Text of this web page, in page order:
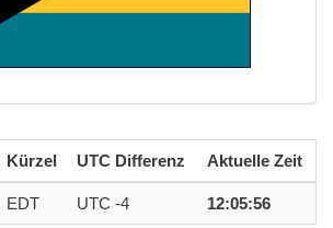
Kürzel UTC Differenz Aktuelle Zeit
EDT UTC -4 12:05:57